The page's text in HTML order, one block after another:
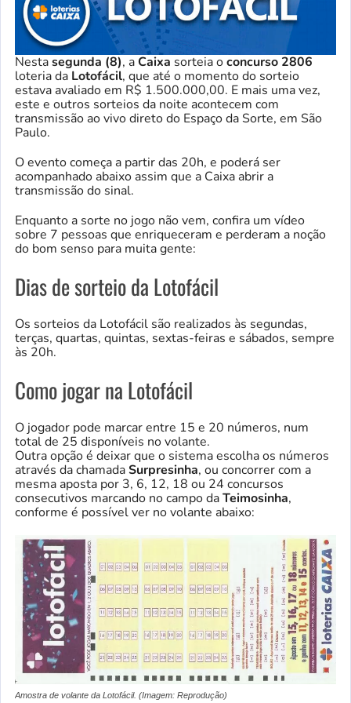
Nestasegunda (8), aCaixa sorteia oconcurso 2806
loteria da Lotofácil, que até o momento do sorteio
estava avaliado em R$ 1.500.000,00. E mais uma vez,
este e outros sorteios da noite acontecem com
transmissão ao vivo direto do Espaço da Sorte, em São
Paulo.
O evento começa a partir das 20h, e poderá ser
acompanhado abaixo assim que a Caixa abrir a
transmissão do sinal.
Enquanto a sorte no jogo não vem, confira um vídeo
sobre 7 pessoas que enriqueceram e perderam a noção
do bom senso para muita gente:
Dias de sorteio da Lotofácil
Os sorteios da Lotofácil são realizados às segundas,
terças, quartas, quintas, sextas-feiras e sábados, sempre
às 20h.
Como jogar na Lotofácil
O jogador pode marcar entre 15 e 20 números, num
total de 25 disponíveis no volante.
Outra opção é deixar que o sistema escolha os números
através da chamadaSurpresinha, ou concorrer com a
mesma aposta por 3, 6, 12, 18 ou 24 concursos
consecutivos marcando no campo daTeimosinha,
conforme é possível ver no volante abaixo:
Amostra de volante da Lotofácil. (Imagem: Reprodução)